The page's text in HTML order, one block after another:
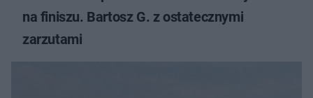
na finiszu. Bartosz G. z ostatecznymi
zarzutami